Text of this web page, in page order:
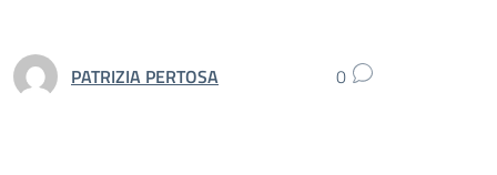
PATRIZIA PERTOSA 0